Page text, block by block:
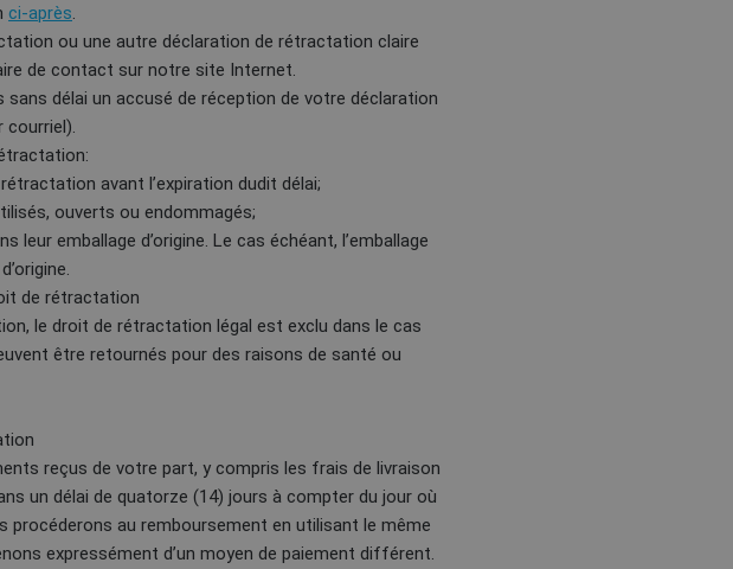
ci-après
ou une autre déclaration de rétractation claire
de contact sur notre site Internet.
délai un accusé de réception de votre déclaration
avant l’expiration dudit délai;
ouverts ou endommagés;
emballage d’origine. Le cas échéant, l’emballage
de rétractation
le droit de rétractation légal est exclu dans le cas
être retournés pour des raisons de santé ou
reçus de votre part, y compris les frais de livraison
un délai de quatorze (14) jours à compter du jour où
au remboursement en utilisant le même
expressément d’un moyen de paiement différent.